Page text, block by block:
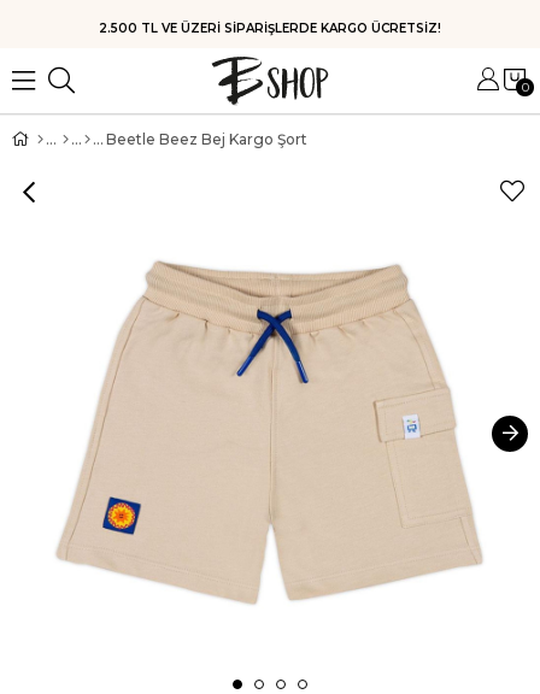
HIZLI KARGO
0
Beetle Beez Bej Kargo Şort